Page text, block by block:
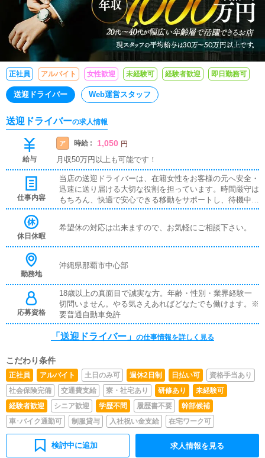
正社員 アルバイト 女性歓迎 未経験可 経験者歓迎 即日勤務可
送迎ドライバー Web運営スタッフ
送迎ドライバーの求人情報
給与
ア 時給 : 1,050 円
月収50万円以上も可能です！
仕事内容
当店の送迎ドライバーは、在籍女性をお客様の元へ安全・
迅速に送り届ける大切な役割を担っています。時間厳守は
もちろん、快適で安心できる移動をサポートし、待機中も
丁寧な対応と臨機応変な判断力が求められます。女性スタ
るお仕事です。運転が好きで、責任感のある方に最適な職
休日休暇
希望休の対応は出来ますので、お気軽にご相談下さい。
勤務地
沖縄県那覇市中心部
応募資格
18歳以上の真面目で誠実な方。年齢・性別・業界経験一
切問いません。やる気さえあればどなたでも働けます。※
要普通自動車免許
「送迎ドライバー」 の仕事情報を詳しく見る
こだわり条件
正社員 アルバイト 土日のみ可 週休2日制 日払い可
資格手当あり
社会保険完備
交通費支給 寮・社宅あり 研修あり
未経験可
経験者歓迎
シニア歓迎 学歴不問 履歴書不要
幹部候補
車･バイク通勤可
制服貸与 入社祝い金支給 在宅ワーク可
検討中に追加 求人情報を見る